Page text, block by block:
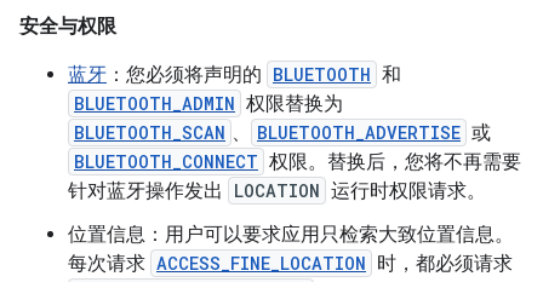
安全与权限
蓝牙 ：您必须将声明的 BLUETOOTH 和
BLUETOOTH_ADMIN 权限替换为
BLUETOOTH_SCAN 、 BLUETOOTH_ADVERTISE 或
BLUETOOTH_CONNECT 权限。替换后，您将不再需要
针对蓝牙操作发出
LOCATION 运行时权限请求。
位置信息：用户可以要求应用只检索大致位置信息。
每次请求 ACCESS_FINE_LOCATION 时，都必须请求